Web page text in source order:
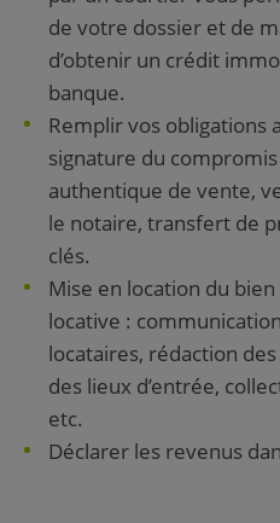
de votre dossier et de
d’obtenir un crédit
banque.
Remplir vos obligations
signature du
authentique de vente,
le notaire, transfert de
clés.
Mise en location du bien
locative :
locataires, rédaction
des lieux d’entrée,
etc.
Déclarer les revenus